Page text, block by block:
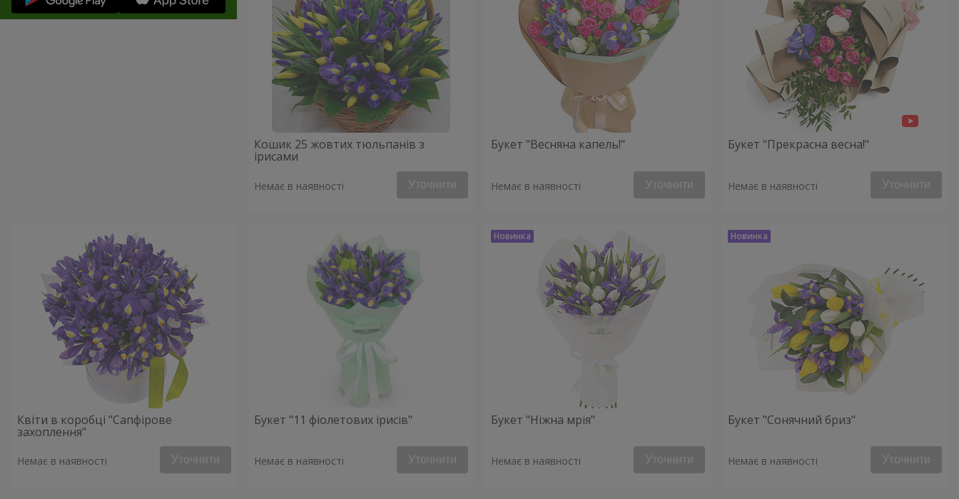
Кошик 25 жовтих тюльпанів з
ірисами
Немає в наявності Уточнити
Букет "Весняна капель!"
Немає в наявності Уточнити
Букет "Прекрасна весна!"
Немає в наявності Уточнити
Квіти в коробці "Сапфірове
захоплення"
Немає в наявності Уточнити
Букет "11 фіолетових ірисів"
Немає в наявності Уточнити
Букет "Ніжна мрія"
Немає в наявності Уточнити
Букет "Сонячний бриз"
Немає в наявності Уточнити